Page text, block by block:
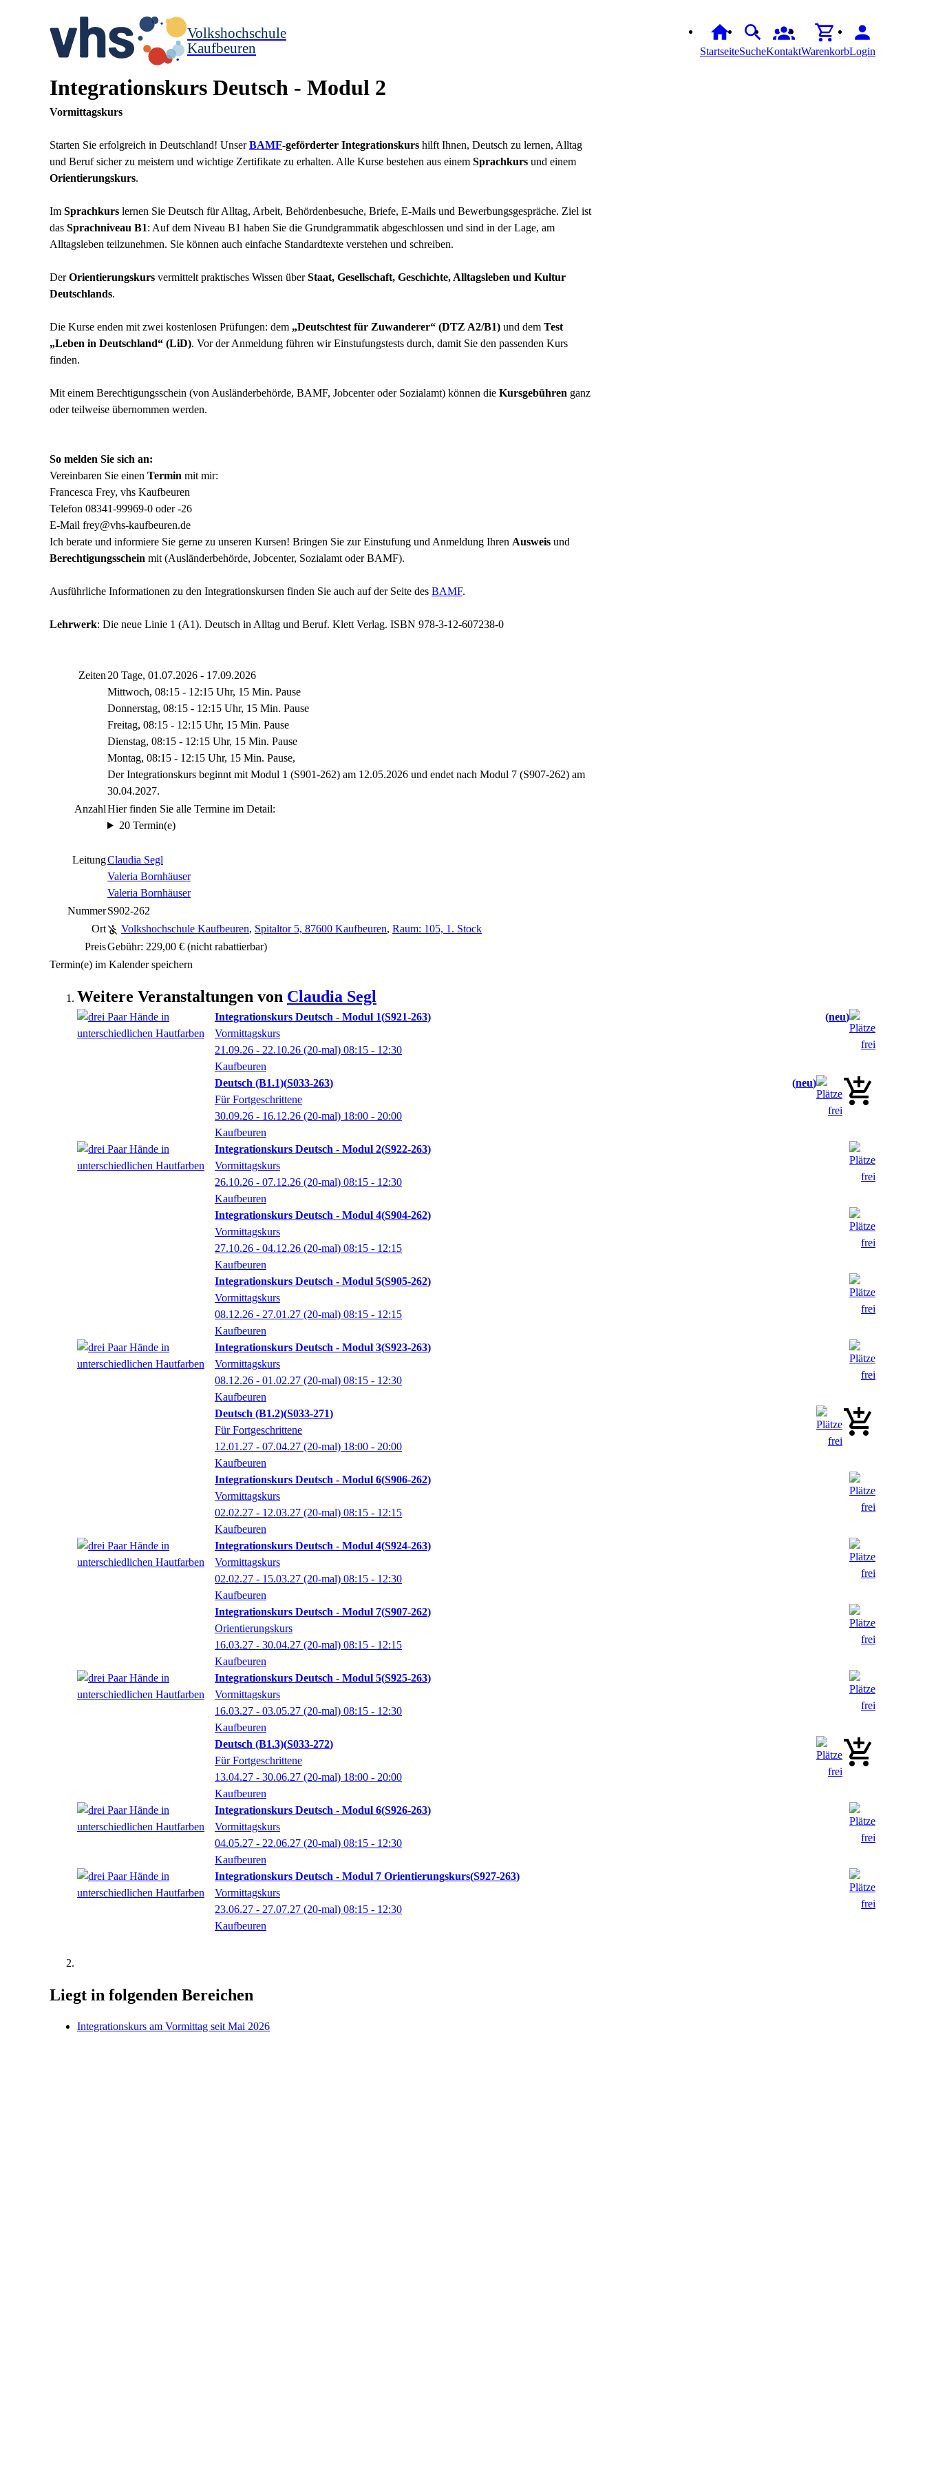
Volkshochschule
Kaufbeuren
StartseiteSucheKontaktWarenkorbLogin
Integrationskurs Deutsch - Modul 2
Vormittagskurs
Starten Sie erfolgreich in Deutschland! Unser BAMF-geförderter Integrationskurs hilft Ihnen, Deutsch zu lernen, Alltag
und Beruf sicher zu meistern und wichtige Zertifikate zu erhalten. Alle Kurse bestehen aus einem Sprachkurs und einem
Orientierungskurs.
Im Sprachkurs lernen Sie Deutsch für Alltag, Arbeit, Behördenbesuche, Briefe, E-Mails und Bewerbungsgespräche. Ziel ist
das Sprachniveau B1: Aufdem Niveau B1 haben Sie die Grundgrammatik abgeschlossen und sind in der Lage, am
Alltagsleben teilzunehmen. Sie können auch einfache Standardtexte verstehen und schreiben.
DerOrientierungskurs vermittelt praktisches Wissen überStaat, Gesellschaft, Geschichte, Alltagsleben und Kultur
Deutschlands.
Die Kurse enden mit zwei kostenlosen Prüfungen: dem „Deutschtest für Zuwanderer“ (DTZ A2/B1) und dem Test
„Leben in Deutschland“ (LiD). Vor der Anmeldung führen wir Einstufungstests durch, damit Sie den passenden Kurs
finden.
Mit einem Berechtigungsschein (von Ausländerbehörde, BAMF, Jobcenter oder Sozialamt) können die Kursgebühren ganz
oder teilweise übernommen werden.
So melden Sie sich an:
Vereinbaren Sie einen Termin mit mir:
Francesca Frey, vhs Kaufbeuren
Telefon 08341-99969-0 oder -26
E-Mail frey@vhs-kaufbeuren.de
Ich berate und informiere Sie gerne zu unseren Kursen! Bringen Sie zur Einstufung und Anmeldung Ihren Ausweis und
Berechtigungsschein mit (Ausländerbehörde, Jobcenter, Sozialamt oder BAMF).
Ausführliche Informationen zu den Integrationskursen finden Sie auch auf der Seite des BAMF.
Lehrwerk: Die neue Linie 1 (A1). Deutsch in Alltag und Beruf. Klett Verlag. ISBN 978-3-12-607238-0
Zeiten 20 Tage, 01.07.2026 - 17.09.2026
Mittwoch, 08:15 - 12:15 Uhr, 15 Min. Pause
Donnerstag, 08:15 - 12:15 Uhr, 15 Min. Pause
Freitag, 08:15 - 12:15 Uhr, 15 Min. Pause
Dienstag, 08:15 - 12:15 Uhr, 15 Min. Pause
Montag, 08:15 - 12:15 Uhr, 15 Min. Pause,
Der Integrationskurs beginnt mit Modul 1 (S901-262) am 12.05.2026 und endet nach Modul 7 (S907-262) am
30.04.2027.
AnzahlHier finden Sie alle Termine im Detail:
20 Termin(e)
LeitungClaudia Segl
Valeria Bornhäuser
Valeria Bornhäuser
NummerS902-262
Ort
Volkshochschule Kaufbeuren, Spitaltor 5, 87600 Kaufbeuren, Raum: 105, 1. Stock
PreisGebühr: 229,00 € (nicht rabattierbar)
Termin(e) im Kalender speichern
Weitere Veranstaltungen von Claudia Segl
Integrationskurs Deutsch - Modul 1 S921-263
neu
Vormittagskurs
21.09.26 - 22.10.26 (20-mal) 08:15 - 12:30
Kaufbeuren
Deutsch (B1.1) S033-263
neu
Für Fortgeschrittene
30.09.26 - 16.12.26 (20-mal) 18:00 - 20:00
Kaufbeuren
Integrationskurs Deutsch - Modul 2 S922-263
Vormittagskurs
26.10.26 - 07.12.26 (20-mal) 08:15 - 12:30
Kaufbeuren
Integrationskurs Deutsch - Modul 4 S904-262
Vormittagskurs
27.10.26 - 04.12.26 (20-mal) 08:15 - 12:15
Kaufbeuren
Integrationskurs Deutsch - Modul 5 S905-262
Vormittagskurs
08.12.26 - 27.01.27 (20-mal) 08:15 - 12:15
Kaufbeuren
Integrationskurs Deutsch - Modul 3 S923-263
Vormittagskurs
08.12.26 - 01.02.27 (20-mal) 08:15 - 12:30
Kaufbeuren
Deutsch (B1.2) S033-271
Für Fortgeschrittene
12.01.27 - 07.04.27 (20-mal) 18:00 - 20:00
Kaufbeuren
Integrationskurs Deutsch - Modul 6 S906-262
Vormittagskurs
02.02.27 - 12.03.27 (20-mal) 08:15 - 12:15
Kaufbeuren
Integrationskurs Deutsch - Modul 4 S924-263
Vormittagskurs
02.02.27 - 15.03.27 (20-mal) 08:15 - 12:30
Kaufbeuren
Integrationskurs Deutsch - Modul 7 S907-262
Orientierungskurs
16.03.27 - 30.04.27 (20-mal) 08:15 - 12:15
Kaufbeuren
Integrationskurs Deutsch - Modul 5 S925-263
Vormittagskurs
16.03.27 - 03.05.27 (20-mal) 08:15 - 12:30
Kaufbeuren
Deutsch (B1.3) S033-272
Für Fortgeschrittene
13.04.27 - 30.06.27 (20-mal) 18:00 - 20:00
Kaufbeuren
Integrationskurs Deutsch - Modul 6 S926-263
Vormittagskurs
04.05.27 - 22.06.27 (20-mal) 08:15 - 12:30
Kaufbeuren
Integrationskurs Deutsch - Modul 7 Orientierungskurs S927-263
Vormittagskurs
23.06.27 - 27.07.27 (20-mal) 08:15 - 12:30
Kaufbeuren
Liegt in folgenden Bereichen
Integrationskurs am Vormittag seit Mai 2026